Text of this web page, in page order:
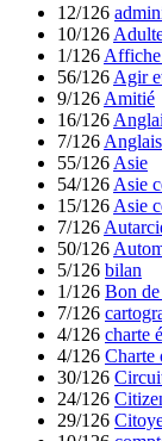
12/126
10/126
1/126
56/126 Agir
9/126 Amitié
16/126
7/126 Anglais
55/126 Asie
54/126 Asie
15/126 Asie
7/126
50/126
5/126 bilan
1/126 Bon
7/126
4/126 charte
4/126 Charte
30/126
24/126
29/126